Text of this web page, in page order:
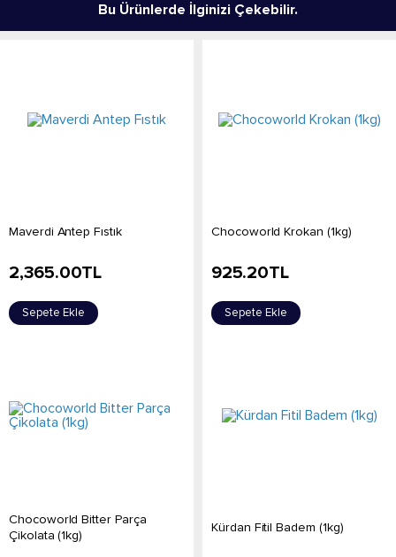
Bu Ürünlerde İlginizi Çekebilir.
Maverdi Antep Fıstık
2,365.00TL
Sepete Ekle
Chocoworld Krokan (1kg)
925.20TL
Sepete Ekle
Chocoworld Bitter Parça
Çikolata (1kg)
Kürdan Fitil Badem (1kg)